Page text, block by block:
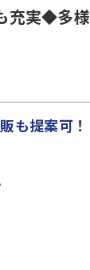
充実◆多様
も提案可！